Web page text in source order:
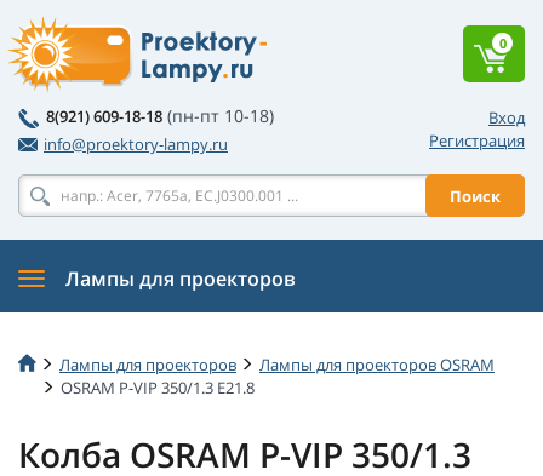
Вход
Регистрация
8(921) 609-18-18 (пн-пт 10-18)
info@proektory-lampy.ru
Поиск
0
Лампы для проекторов
Лампы для проекторов
Лампы для проекторов OSRAM
OSRAM P-VIP 350/1.3 E21.8
Колба OSRAM P-VIP 350/1.3